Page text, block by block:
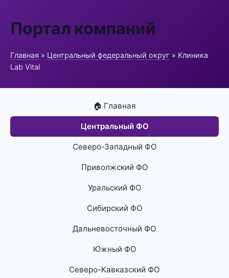
Портал компаний
Главная » Центральный федеральный округ » Клиника
Lab Vital
🏠 Главная
Центральный ФО
Северо-Западный ФО
Приволжский ФО
Уральский ФО
Сибирский ФО
Дальневосточный ФО
Южный ФО
Северо-Кавказский ФО